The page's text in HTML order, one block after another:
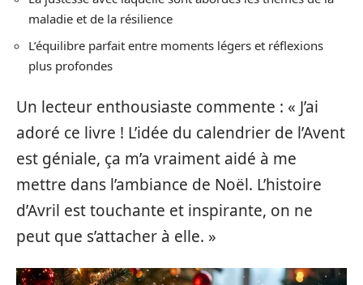
maladie et de la résilience
L’équilibre parfait entre moments légers et réflexions
plus profondes
Un lecteur enthousiaste commente : « J’ai
adoré ce livre ! L’idée du calendrier de l’Avent
est géniale, ça m’a vraiment aidé à me
mettre dans l’ambiance de Noël. L’histoire
d’Avril est touchante et inspirante, on ne
peut que s’attacher à elle. »